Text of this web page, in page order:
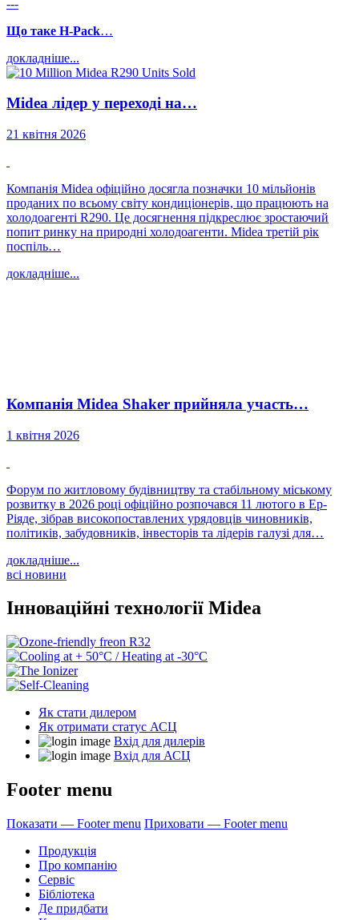
---
Що таке H-Pack…
докладніше...
Midea лідер у переході на…
21 квітня 2026
Компанія Midea офіційно досягла позначки 10 мільйонів
проданих по всьому світу кондиціонерів, що працюють на
холодоагенті R290. Це досягнення підкреслює зростаючий
попит ринку на природні холодоагенти. Midea третій рік
поспіль…
докладніше...
Компанія Midea Shaker прийняла участь…
1 квітня 2026
Форум по житловому будівництву та стабільному міському
розвитку в 2026 році офіційно розпочався 11 лютого в Ер-
Ріяде, зібрав високопоставлених урядовців чиновників,
політиків, забудовників, інвесторів та лідерів галузі для…
докладніше...
всі новини
Інноваційні технології Midea
Як стати дилером
Як отримати статус АСЦ
Вхід для дилерів
Вхід для АСЦ
Footer menu
Показати — Footer menu Приховати — Footer menu
Продукція
Про компанію
Сервіс
Бібліотека
Де придбати